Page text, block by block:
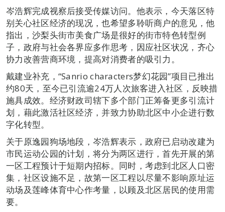
岑浩辉完成视察后接受传媒访问。他表示，今天落区特
别关心社区经济的现况，也希望多聆听商户的意见，他
指出，沙梨头街市美食广场是很好的街市特色转型例
子，政府与社会各界应多作思考，因应社区状况，齐心
协力改善营商环境，提高对消费者的吸引力。
戴建业补充，“Sanrio characters梦幻花园”项目已推出
约80天，至今已引流逾24万人次旅客进入社区，反映措
施具成效。经济财政司辖下多个部门正筹备更多引流计
划，藉此激活社区经济，并致力协助北区中小企进行数
字化转型。
关于原逸园狗场地段，岑浩辉表示，政府已启动改建为
市民运动公园的计划，将分为两区进行，首先开展的第
一区工程预计于短期内招标。同时，考虑到北区人口密
集，社区设施不足，故第一区工程以尽量不影响原址运
动场及莲峰体育中心作考量，以顾及北区居民的使用需
要。